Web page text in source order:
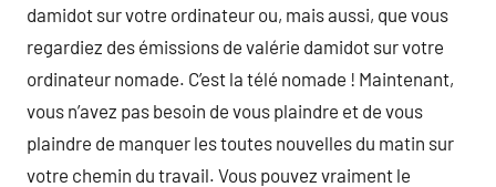
damidot sur votre ordinateur ou, mais aussi, que vous
regardiez des émissions de valérie damidot sur votre
ordinateur nomade. C’est la télé nomade ! Maintenant,
vous n’avez pas besoin de vous plaindre et de vous
plaindre de manquer les toutes nouvelles du matin sur
votre chemin du travail. Vous pouvez vraiment le